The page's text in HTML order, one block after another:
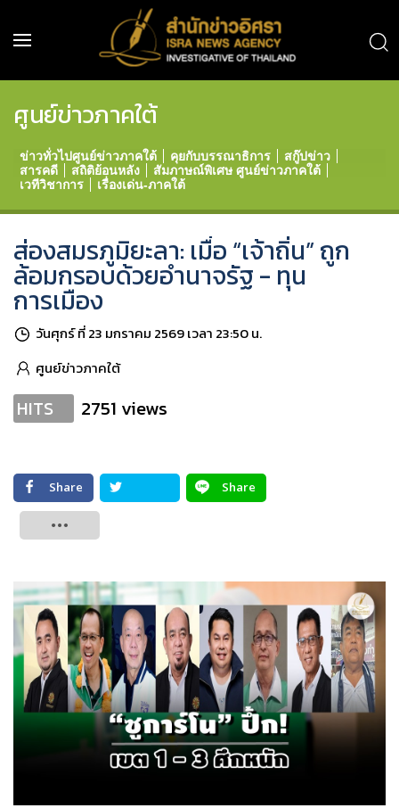
ศูนย์ข่าวภาคใต้
ข่าวทั่วไปศูนย์ข่าวภาคใต้ คุยกับบรรณาธิการ
สกู๊ปข่าว
สารคดี
สถิติย้อนหลัง
สัมภาษณ์พิเศษ ศูนย์ข่าวภาคใต้
เวทีวิชาการ
เรื่องเด่น-ภาคใต้
ส่องสมรภูมิยะลา: เมื่อ “เจ้าถิ่น” ถูก
ล้อมกรอบด้วยอำนาจรัฐ - ทุน
การเมือง
วันศุกร์ ที่ 23 มกราคม 2569 เวลา 23:50 น.
ศูนย์ข่าวภาคใต้
HITS 2751 views
Share
Share